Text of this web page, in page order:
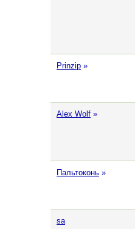
Prinzip »
Alex Wolf »
Пальтоконь »
sa